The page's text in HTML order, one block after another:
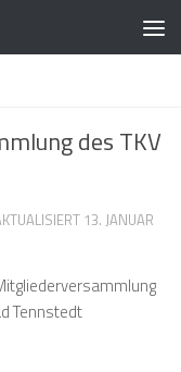
des TKV
13. JANUAR
Tennstedt